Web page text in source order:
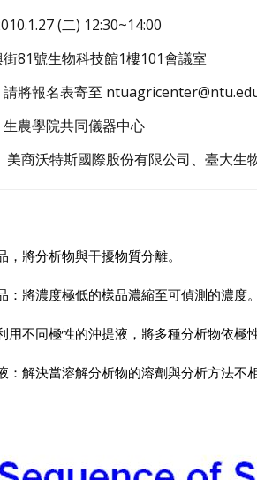
(二) 12:30~14:00
81號生物科技館1樓101會議室
請將報名表寄至
農學院共同儀器中心
美商沃特斯國際股份有限公司、臺大生
，將分析物與干擾物質分離。
：將濃度極低的樣品濃縮至可偵測的濃度
用不同極性的沖提液，將多種分析物依極
：解決當溶解分析物的溶劑與分析方法不